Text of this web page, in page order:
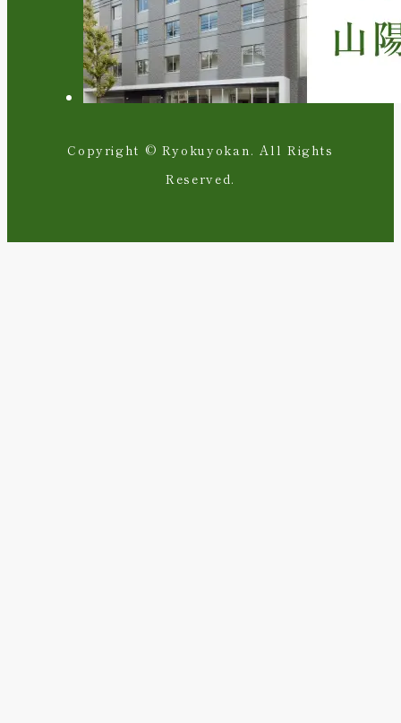
Copyright © Ryokuyokan. All Rights
Reserved.